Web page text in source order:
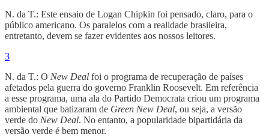
N. da T.: Este ensaio de Logan Chipkin foi pensado, claro, para o
público americano. Os paralelos com a realidade brasileira,
entretanto, devem se fazer evidentes aos nossos leitores.
3
N. da T.: O New Deal foi o programa de recuperação de países
afetados pela guerra do governo Franklin Roosevelt. Em referência
a esse programa, uma ala do Partido Democrata criou um programa
ambiental que batizaram de Green New Deal, ou seja, a versão
verde do New Deal. No entanto, a popularidade bipartidária da
versão verde é bem menor.